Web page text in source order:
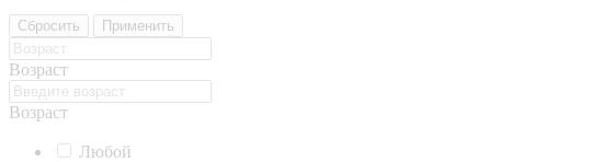
Сбросить Применить
Возраст
Возраст
Любой